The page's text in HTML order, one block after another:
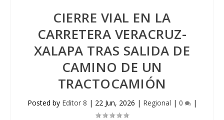
CIERRE VIAL EN LA
CARRETERA VERACRUZ-
XALAPA TRAS SALIDA DE
CAMINO DE UN
TRACTOCAMIÓN
Posted by Editor 8 | 22 Jun, 2026 | Regional | 0 |